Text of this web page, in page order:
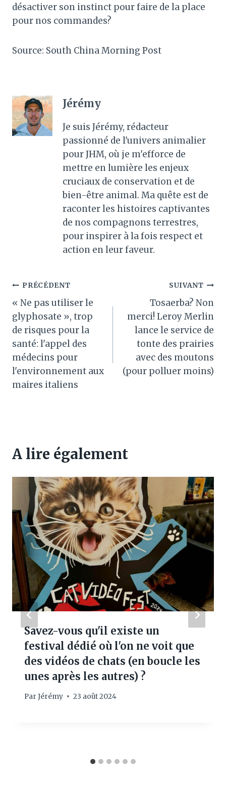
désactiver son instinct pour faire de la place
pour nos commandes?
Source: South China Morning Post
Jérémy
Je suis Jérémy, rédacteur
passionné de l'univers animalier
pour JHM, où je m'efforce de
mettre en lumière les enjeux
cruciaux de conservation et de
bien-être animal. Ma quête est de
raconter les histoires captivantes
de nos compagnons terrestres,
pour inspirer à la fois respect et
action en leur faveur.
Navigation
de
l’article
PRÉCÉDENT
« Ne pas utiliser le
glyphosate », trop
de risques pour la
santé: l'appel des
médecins pour
l'environnement aux
maires italiens
SUIVANT
Tosaerba? Non
merci! Leroy Merlin
lance le service de
tonte des prairies
avec des moutons
(pour polluer moins)
A lire également
Savez-vous qu'il existe un
festival dédié où l'on ne voit que
des vidéos de chats (en boucle les
unes après les autres) ?
Par Jérémy 23 août 2024